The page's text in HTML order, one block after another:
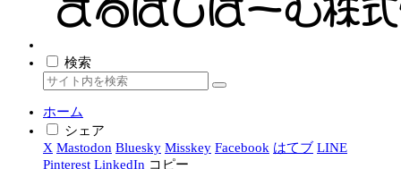
検索
ホーム
シェア
X Mastodon Bluesky Misskey Facebook はてブ LINE
Pinterest LinkedIn コピー